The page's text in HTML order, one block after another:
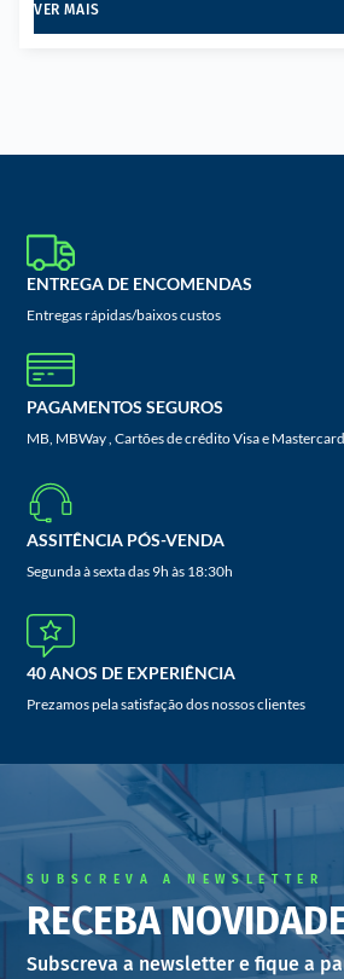
VER MAIS
ENTREGA DE ENCOMENDAS
Entregas rápidas/baixos custos
PAGAMENTOS SEGUROS
MB, MBWay , Cartões de crédito Visa e
ASSITÊNCIA PÓS-VENDA
Segunda à sexta das 9h às 18:30h
40 ANOS DE EXPERIÊNCIA
Prezamos pela satisfação dos nossos clientes
SUBSCREVA A NEWSLETTER
RECEBA
Subscreva a newsletter e fique a